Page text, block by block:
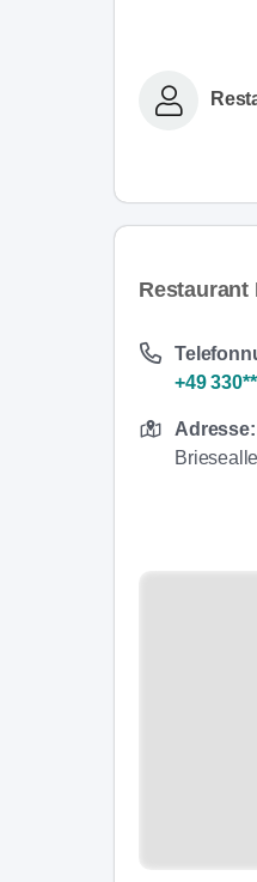
Restaurant
+49
Adresse: